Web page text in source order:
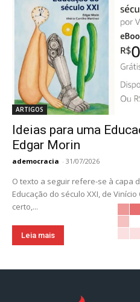
ARTIGOS
Ideias para uma
Edgar Morin
ademocracia - 31/07/2026
O texto a seguir refere-se à capa
Educação do século XXI, de
certo,...
Leia mais